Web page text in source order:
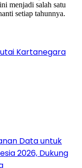
Kartanegara
Data untuk
2026, Dukung